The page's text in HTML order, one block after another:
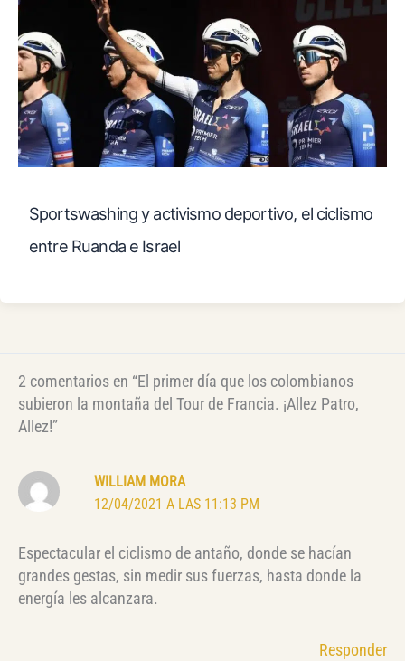
Sportswashing y activismo deportivo, el ciclismo
entre Ruanda e Israel
2 comentarios en “El primer día que los colombianos
subieron la montaña del Tour de Francia. ¡Allez Patro,
Allez!”
WILLIAM MORA
12/04/2021 A LAS 11:13 PM
Espectacular el ciclismo de antaño, donde se hacían
grandes gestas, sin medir sus fuerzas, hasta donde la
energía les alcanzara.
Responder